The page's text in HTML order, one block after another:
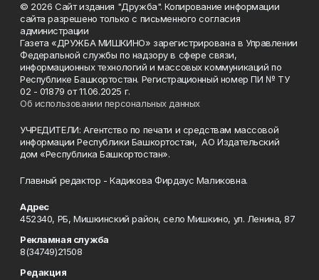
© 2026 Сайт издания "Дружба". Копирование информации
сайта разрешено только с письменного согласия
администрации
Газета «ДРУЖБА МИШКИНО» зарегистрирована в Управлении
Федеральной службы по надзору в сфере связи,
информационных технологий и массовых коммуникаций по
Республике Башкортостан. Регистрационный номер ПИ № ТУ
02 - 01879 от 11.06.2025 г.
Об использовании персональных данных
УЧРЕДИТЕЛИ: Агентство по печати и средствам массовой
информации Республики Башкортостан, АО Издательский
дом «Республика Башкортостан».
Главный редактор - Кадикова Фирдаус Маликовна.
Адрес
452340, РБ, Мишкинский район, село Мишкино, ул. Ленина, 87
Рекламная служба
8(34749)21508
Редакция